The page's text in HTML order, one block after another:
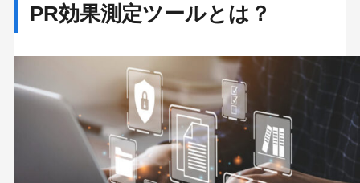
PR効果測定ツールとは？